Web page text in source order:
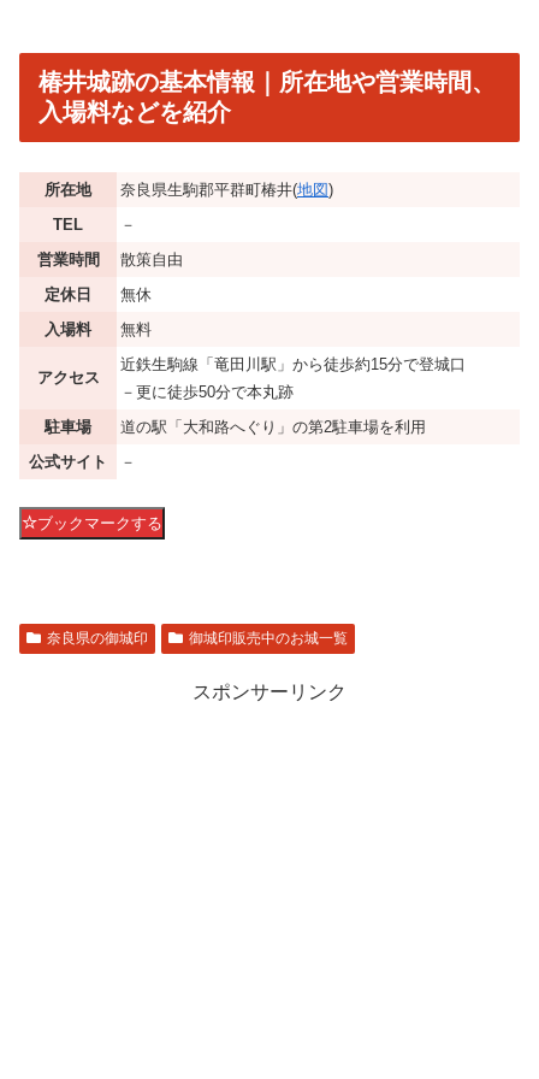
椿井城跡の基本情報｜所在地や営業時間、
入場料などを紹介
所在地 奈良県生駒郡平群町椿井(地図)
TEL
－
営業時間
散策自由
定休日
無休
入場料
無料
アクセス
近鉄生駒線「竜田川駅」から徒歩約15分で登城口
－更に徒歩50分で本丸跡
駐車場
道の駅「大和路へぐり」の第2駐車場を利用
公式サイト
－
ブックマークする
奈良県の御城印 御城印販売中のお城一覧
スポンサーリンク